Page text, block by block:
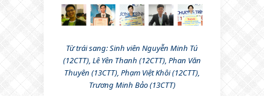
Từ trái sang: Sinh viên Nguyễn Minh Tú
(12CTT), Lê Yên Thanh (12CTT), Phan Văn
Thuyên (13CTT), Phạm Việt Khôi (12CTT),
Trương Minh Bảo (13CTT)